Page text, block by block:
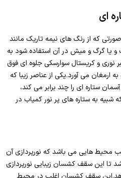
ای
که از رنگ های نیمه تاریک مانند
و یا گرگ و میش در آن استفاده شود به
نوری و کریستال سوارسکی جلوه ای فوق
ارمغان می آورد.یکی از عناصر زیبا که
ستاره ای را چند برابر می کند،
شبیه به ستاره های پر نور کمیاب در
هایی می باشد که نورپردازی آن
تا این سقف کشسان زیبایی نورپردازی